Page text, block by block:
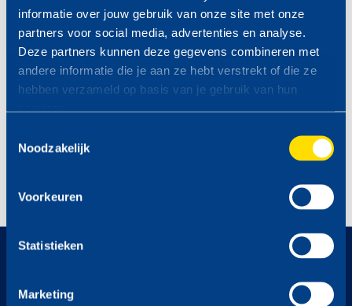
informatie over jouw gebruik van onze site met onze
partners voor social media, advertenties en analyse.
Deze partners kunnen deze gegevens combineren met
andere informatie die je aan ze hebt verstrekt of die ze
hebben verzameld op basis van je gebruik van hun
services.
Noodzakelijk
Voorkeuren
Statistieken
Marketing
aansprakelijkheid aanvaard. Bij tekstfouten is TinQ Nederland
B.V. niet verplicht het betreffende product of de betreffende
producten volgens de foutieve prijs/prijzen te leveren.
PROFITEER VAN DE TINQ
MAZZELDAGEN